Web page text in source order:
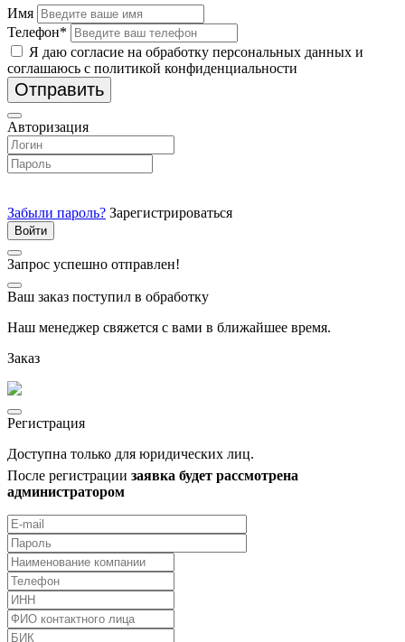
Имя
Телефон*
Я даю согласие на обработку персональных данных и
соглашаюсь с политикой конфиденциальности
Отправить
Авторизация
Забыли пароль? Зарегистрироваться
Запрос успешно отправлен!
Ваш заказ поступил в обработку
Наш менеджер свяжется с вами в ближайшее время.
Заказ
Регистрация
Доступна только для юридических лиц.
После регистрации заявка будет рассмотрена
администратором